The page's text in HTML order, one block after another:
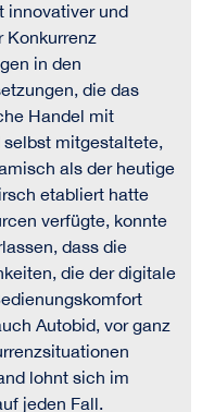
innovativer und
Konkurrenz
in den
die das
Handel mit
mitgestaltete,
als der heutige
etabliert hatte
verfügte, konnte
dass die
die der digitale
Autobid, vor ganz
lohnt sich im
jeden Fall.